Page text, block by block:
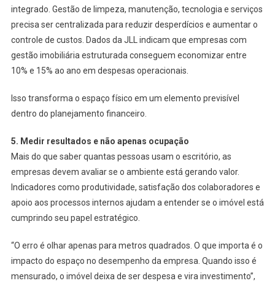
integrado. Gestão de limpeza, manutenção, tecnologia e serviços
precisa ser centralizada para reduzir desperdícios e aumentar o
controle de custos. Dados da JLL indicam que empresas com
gestão imobiliária estruturada conseguem economizar entre
10% e 15% ao ano em despesas operacionais.
Isso transforma o espaço físico em um elemento previsível
dentro do planejamento financeiro.
5. Medir resultados e não apenas ocupação
Mais do que saber quantas pessoas usam o escritório, as
empresas devem avaliar se o ambiente está gerando valor.
Indicadores como produtividade, satisfação dos colaboradores e
apoio aos processos internos ajudam a entender se o imóvel está
cumprindo seu papel estratégico.
“O erro é olhar apenas para metros quadrados. O que importa é o
impacto do espaço no desempenho da empresa. Quando isso é
mensurado, o imóvel deixa de ser despesa e vira investimento”,